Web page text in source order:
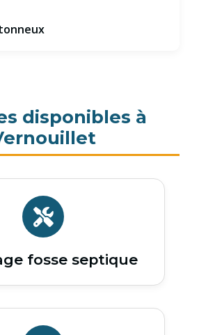
disponibles à
fosse septique